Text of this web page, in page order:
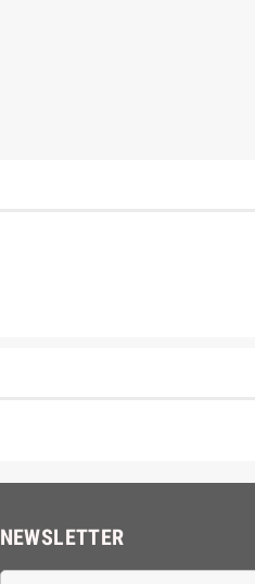
NEWSLETTER